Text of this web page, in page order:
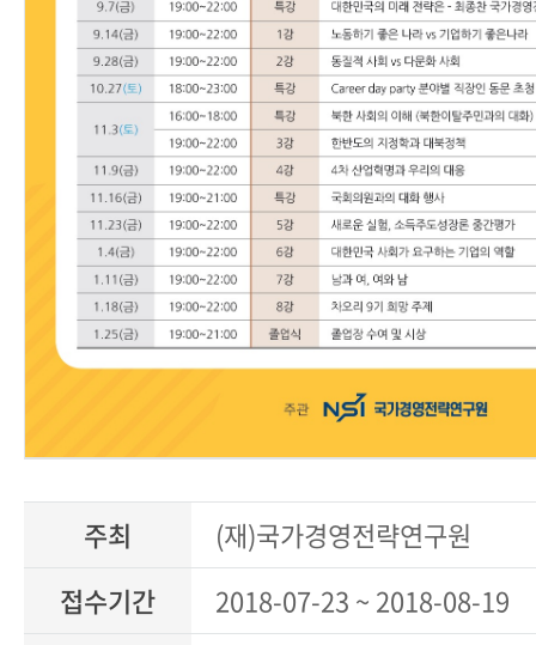
주최
(재)국가경영전략연구원
접수기간
2018-07-23 ~ 2018-08-19